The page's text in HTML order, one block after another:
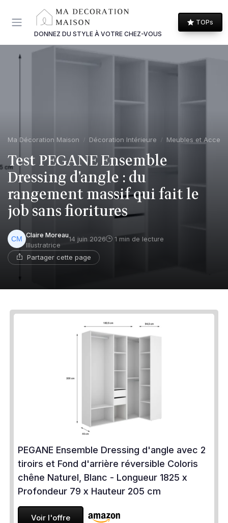
DONNEZ DU STYLE À VOTRE CHEZ-VOUS
TOPs
Ma Décoration Maison Décoration Intérieure Meubles et
Test PEGANE Ensemble
Dressing d'angle : du
rangement massif qui fait le
job sans fioritures
Claire Moreau
Illustratrice
14 juin 2026 1 min de lecture
Partager cette page
PEGANE Ensemble Dressing d'angle avec 2
tiroirs et Fond d'arrière réversible Coloris
chêne Naturel, Blanc - Longueur 1825 x
Profondeur 79 x Hauteur 205 cm
Voir l'offre
Panneau de gestion des cookies